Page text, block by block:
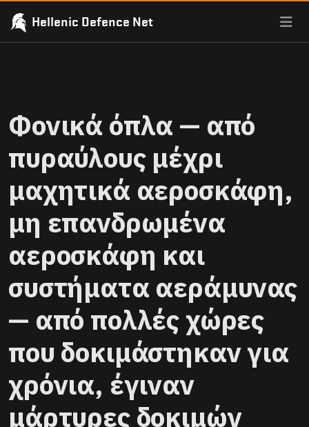
Hellenic Defence Net
Φονικά όπλα — από
πυραύλους μέχρι
μαχητικά αεροσκάφη,
μη επανδρωμένα
αεροσκάφη και
συστήματα αεράμυνας
— από πολλές χώρες
που δοκιμάστηκαν για
χρόνια, έγιναν
μάρτυρες δοκιμών